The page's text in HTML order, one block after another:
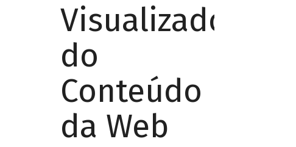
Visualizador
do
Conteúdo
da Web